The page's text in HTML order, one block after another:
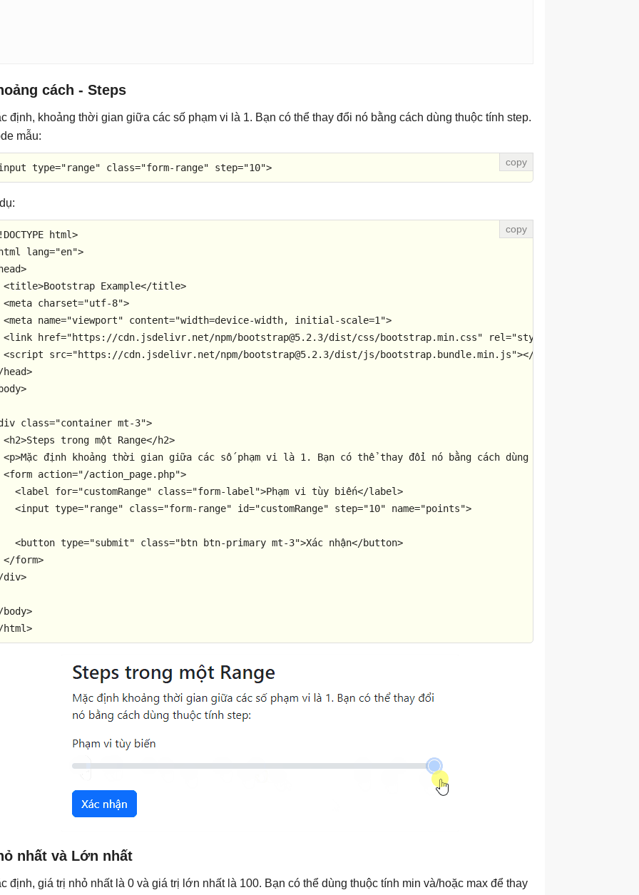
cách - Steps
định, khoảng thời gian giữa các số phạm vi là 1. Bạn có thể thay đổi nó bằng cách dùng thuộc tính step.
mẫu:
type="range" class="form-range" step="10">
html>
html lang="en">
head>
<title>Bootstrap Example</title>
<meta charset="utf-8">
<meta name="viewport" content="width=device-width, initial-scale=1">
<link href="https://cdn.jsdelivr.net/npm/bootstrap@5.2.3/dist/css/bootstrap.min.css" rel="stylesheet"
<script src="https://cdn.jsdelivr.net/npm/bootstrap@5.2.3/dist/js/bootstrap.bundle.min.js"></
head>
body>
class="container mt-3">
<h2>Steps trong một Range</h2>
<p>Mặc định khoảng thời gian giữa các số phạm vi là 1. Bạn có thể thay đổi nó bằng cách dùng thuộc tính step:
<form action="/action_page.php">
<label for="customRange" class="form-label">Phạm vi tùy biến</label>
<input type="range" class="form-range" id="customRange" step="10" name="points">
<button type="submit" class="btn btn-primary mt-3">Xác nhận</button>
</form>
div>
body>
html>
nhất và Lớn nhất
định, giá trị nhỏ nhất là 0 và giá trị lớn nhất là 100. Bạn có thể dùng thuộc tính min và/hoặc max để thay